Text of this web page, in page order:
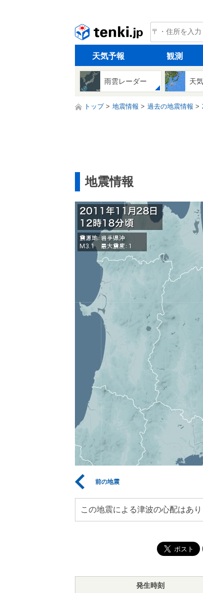
tenki.jp
天気予報 観測
雨雲レーダー 天
トップ 地震情報 過去の地震情報
地震情報
前の地震
この地震による津波の心配はあり
発生時刻